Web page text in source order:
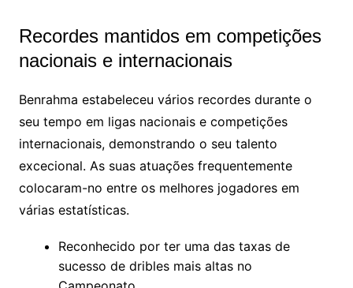
Recordes mantidos em competições
nacionais e internacionais
Benrahma estabeleceu vários recordes durante o
seu tempo em ligas nacionais e competições
internacionais, demonstrando o seu talento
excecional. As suas atuações frequentemente
colocaram-no entre os melhores jogadores em
várias estatísticas.
Reconhecido por ter uma das taxas de
sucesso de dribles mais altas no